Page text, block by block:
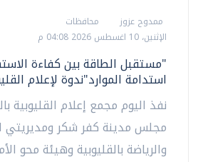
ممدوح عزوز
محافظات
الإثنين، 10 اغسطس 2026 04:08 م
"مستقبل الطاقة بين كفاءة
استدامة الموارد"ندوة لإعلام
نفذ اليوم مجمع إعلام القليوبية
مجلس مدينة كفر شكر ومديريتي
والرياضة بالقليوبية وهيئة محو